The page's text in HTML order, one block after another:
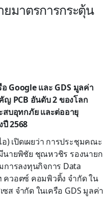
มาตรการกระตุ้น
Google และ GDS มูลค่า
PCB อันดับ 2 ของโลก
สบอุทกภัย และต่ออายุ
2568
) เปิดเผยว่า การประชุมคณะ
นายพิชัย ชุณหวชิร รองนายก
การลงทุนกิจการ Data
ควอตซ์ คอมพิวติ้ง จำกัด ใน
ส จำกัด ในเครือ GDS มูลค่า